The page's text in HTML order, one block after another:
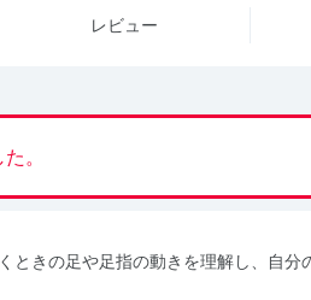
レビュー
。
ときの足や足指の動きを理解し、自分